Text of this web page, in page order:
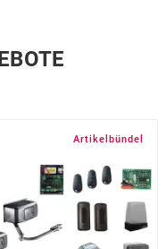
Artikelbündel